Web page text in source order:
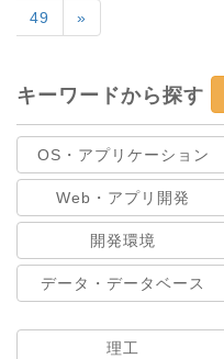
49 »
キーワードから探す
OS・アプリケーション
Web・アプリ開発
開発環境
データ・データベース
理工